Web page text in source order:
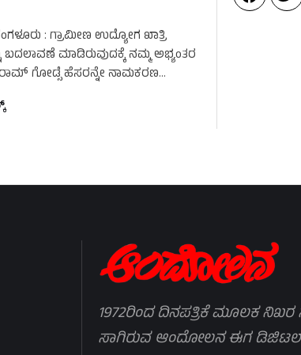
: ಗ್ರಾಮೀಣ ಉದ್ಯೋಗ ಖಾತ್ರಿ
ಮಾಡಿರುವುದಕ್ಕೆ ನಮ್ಮ ಅಭ್ಯಂತರ
ಗೋಡ್ಸೆ ಹೆಸರನ್ನೇ ನಾಮಕರಣ
1972ರಿಂದ ದಿನಪತ್ರಿಕೆ ಮೂಲಕ ನಿಖರ
ಸಾಗಿರುವ ಆಂದೋಲನ ಈಗ